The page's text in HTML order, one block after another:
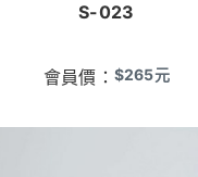
S-023
會員價： $265元